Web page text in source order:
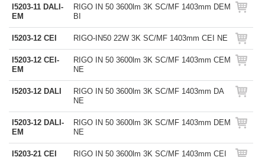
I5203-11 DALI-
EM
RIGO IN 50 3600lm 3K SC/MF 1403mm DEM
BI
I5203-12 CEI RIGO-IN50 22W 3K SC/MF 1403mm CEI NE
I5203-12 CEI-
EM
RIGO IN 50 3600lm 3K SC/MF 1403mm CEM
NE
I5203-12 DALI
RIGO IN 50 3600lm 3K SC/MF 1403mm DA
NE
I5203-12 DALI-
EM
RIGO IN 50 3600lm 3K SC/MF 1403mm DEM
NE
I5203-21 CEI
RIGO IN 50 3600lm 3K SC/MF 1403mm CEI